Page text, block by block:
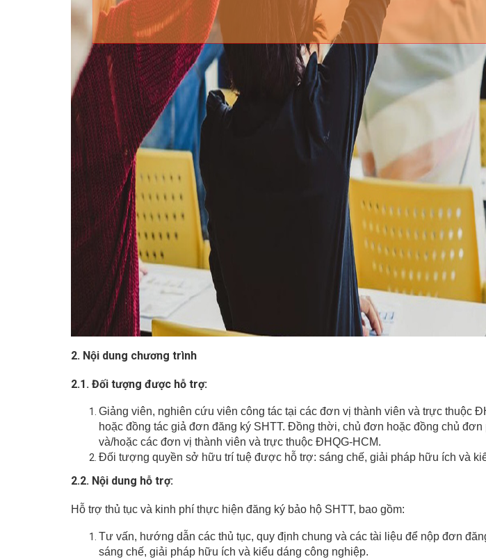
2. Nội dung chương trình
2.1. Đối tượng được hỗ trợ:
Giảng viên, nghiên cứu viên công tác tại các đơn vị thành viên và trực thuộc
hoặc đồng tác giả đơn đăng ký SHTT. Đồng thời, chủ đơn hoặc đồng chủ
và/hoặc các đơn vị thành viên và trực thuộc ĐHQG-HCM.
Đối tượng quyền sở hữu trí tuệ được hỗ trợ: sáng chế, giải pháp hữu ích và
2.2. Nội dung hỗ trợ:
Hỗ trợ thủ tục và kinh phí thực hiện đăng ký bảo hộ SHTT, bao gồm:
Tư vấn, hướng dẫn các thủ tục, quy định chung và các tài liệu để nộp đơn
sáng chế, giải pháp hữu ích và kiểu dáng công nghiệp.